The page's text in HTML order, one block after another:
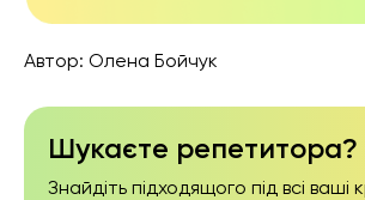
Автор: Олена Бойчук
Шукаєте репетитора?
Знайдіть підходящого під всі ваші